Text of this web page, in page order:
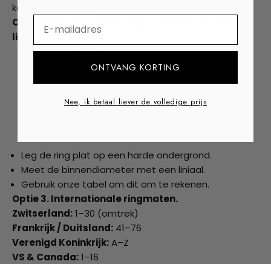
kamertemperatuur.
Optie 2. Een bestaande ring opmeten met een
liniaal.
Leg de ring plat op een harde ondergrond.
Meet de binnendiameter met een liniaal.
Gebruik onze tabel om dit om te rekenen.
Optie 3. Internationale ringmaten.
Zwitserland:1–30 (omtrek)
Frankrijk / Duitsland: 41–76
Verenigd Koninkrijk:A–Z
VS & Canada:1–16
ONTVANG KORTING
Nee, ik betaal liever de volledige prijs